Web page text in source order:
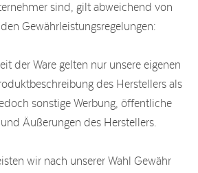
sind, gilt abweichend von
Gewährleistungsregelungen:
der Ware gelten nur unsere eigenen
des Herstellers als
sonstige Werbung, öffentliche
Äußerungen des Herstellers.
wir nach unserer Wahl Gewähr